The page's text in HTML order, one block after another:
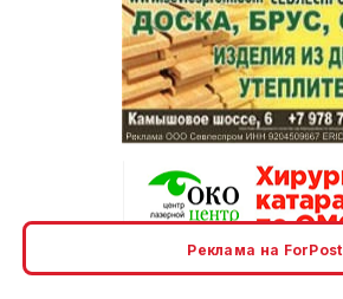
Реклама на ForPost